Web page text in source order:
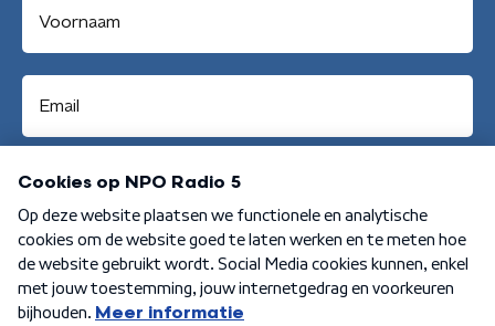
Aanmelden
Algemene voorwaarden